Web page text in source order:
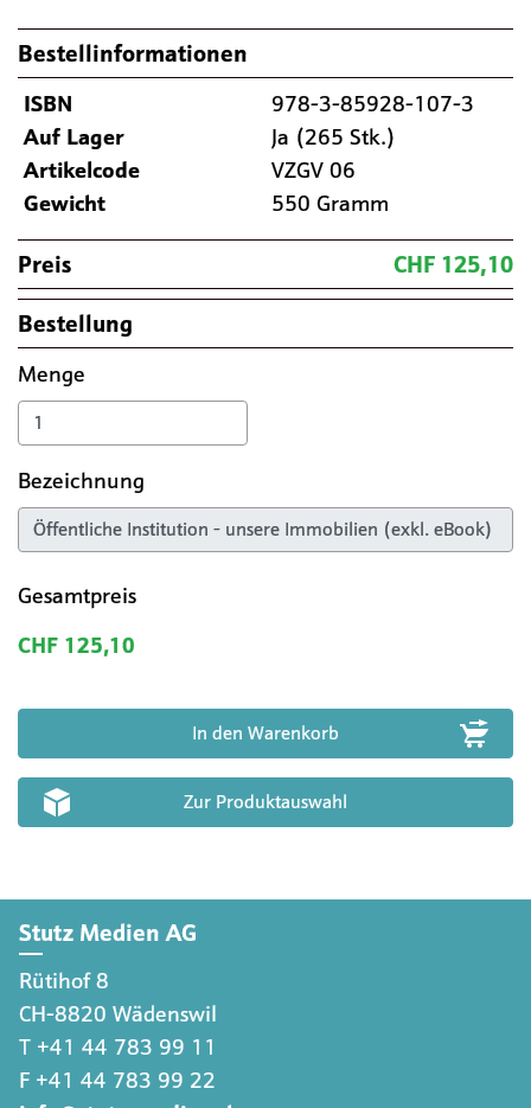
Bestellinformationen
ISBN
978-3-85928-107-3
Auf Lager
Ja (265 Stk.)
Artikelcode
VZGV 06
Gewicht
550 Gramm
Preis
CHF 125,10
Bestellung
Menge
Bezeichnung
Gesamtpreis
CHF 125,10
Zur Produktauswahl
Stutz Medien AG
Rütihof 8
CH-8820 Wädenswil
T +41 44 783 99 11
F +41 44 783 99 22